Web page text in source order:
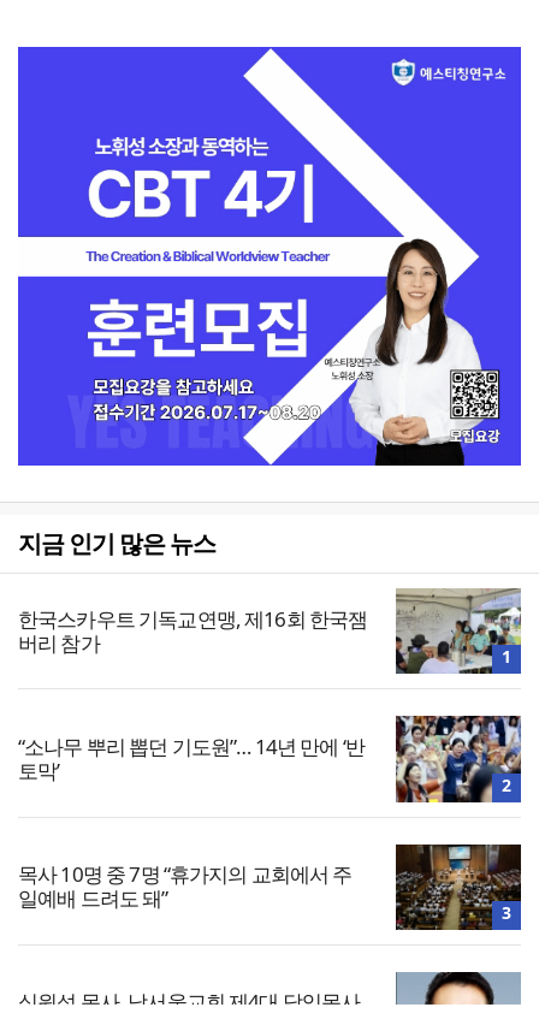
지금 인기 많은 뉴스
한국스카우트 기독교연맹, 제16회 한국잼
버리 참가
1
“소나무 뿌리 뽑던 기도원”… 14년 만에 ‘반
토막’
2
목사 10명 중 7명 “휴가지의 교회에서 주
일예배 드려도 돼”
3
심원섭 목사, 남서울교회 제4대 담임목사